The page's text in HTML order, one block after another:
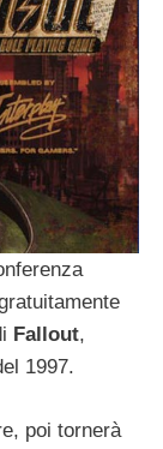
Fallout,
1997.
poi tornerà